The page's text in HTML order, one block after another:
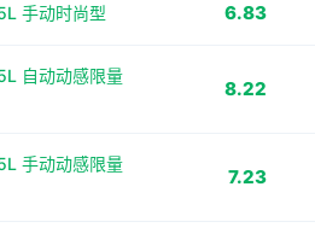
手动时尚型 6.83
自动动感限量
8.22
手动动感限量
7.23